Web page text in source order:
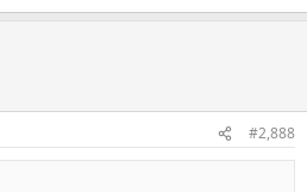
#2,888